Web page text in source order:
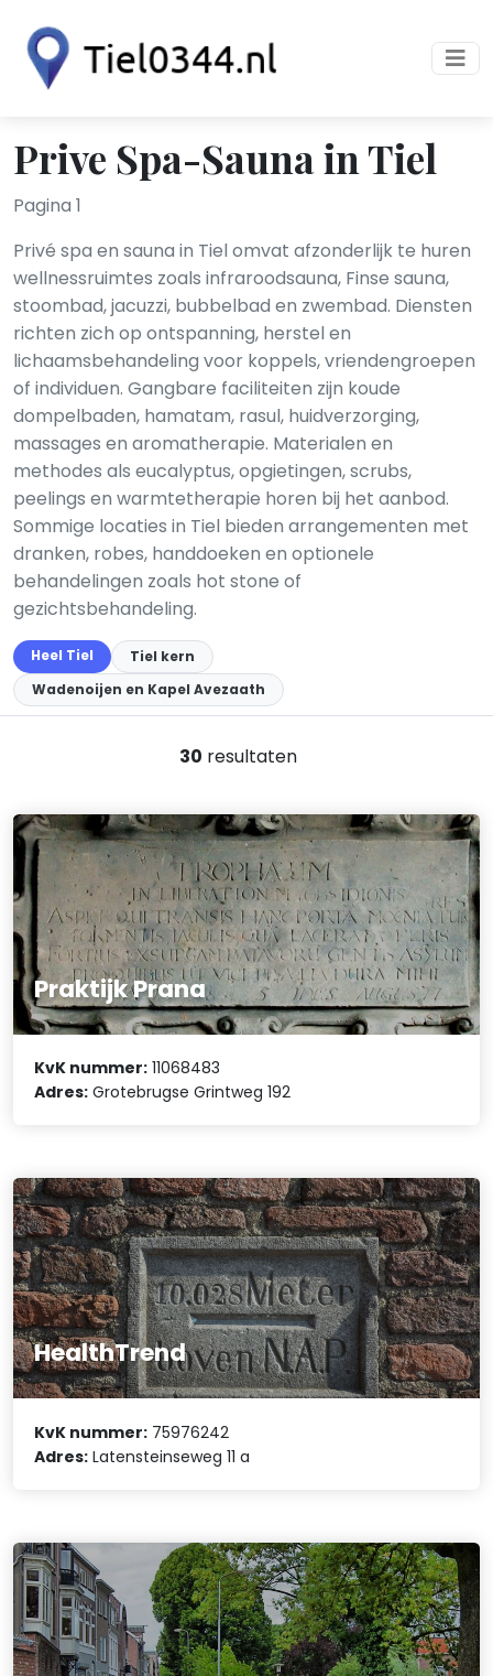
Prive Spa-Sauna in Tiel
Pagina 1
Privé spa en sauna in Tiel omvat afzonderlijk te huren
wellnessruimtes zoals infraroodsauna, Finse sauna,
stoombad, jacuzzi, bubbelbad en zwembad. Diensten
richten zich op ontspanning, herstel en
lichaamsbehandeling voor koppels, vriendengroepen
of individuen. Gangbare faciliteiten zijn koude
dompelbaden, hamatam, rasul, huidverzorging,
massages en aromatherapie. Materialen en
methodes als eucalyptus, opgietingen, scrubs,
peelings en warmtetherapie horen bij het aanbod.
Sommige locaties in Tiel bieden arrangementen met
dranken, robes, handdoeken en optionele
behandelingen zoals hot stone of
gezichtsbehandeling.
Heel Tiel
Tiel kern
Wadenoijen en Kapel Avezaath
30 resultaten
Praktijk Prana
KvK nummer: 11068483
Adres: Grotebrugse Grintweg 192
HealthTrend
KvK nummer: 75976242
Adres: Latensteinseweg 11 a